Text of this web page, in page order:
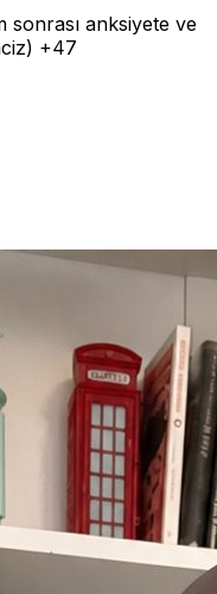
anksiyete ve
+47